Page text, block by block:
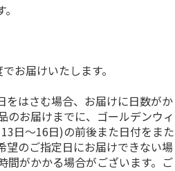
お届けいたします。
はさむ場合、お届けに日数がか
お届けまでに、ゴールデンウィ
日～16日)の前後また日付をまた
望のご指定日にお届けできない場
間がかかる場合がございます。ご